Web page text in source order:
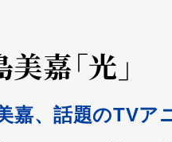
嘉「光」
嘉、話題のTVア